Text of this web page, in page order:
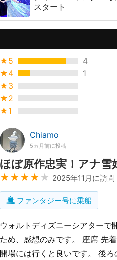
スタート
★5
4
★4
1
★3
★2
★1
Chiamo
5ヵ月前に投稿
ほぼ原作忠実！アナ
★★★★ ★ 2025年11月に訪問
ファンタジー号に乗船
ウォルトディズニーシアター
ため、感想のみです。 座席 先
開場には行くと良いです。 後